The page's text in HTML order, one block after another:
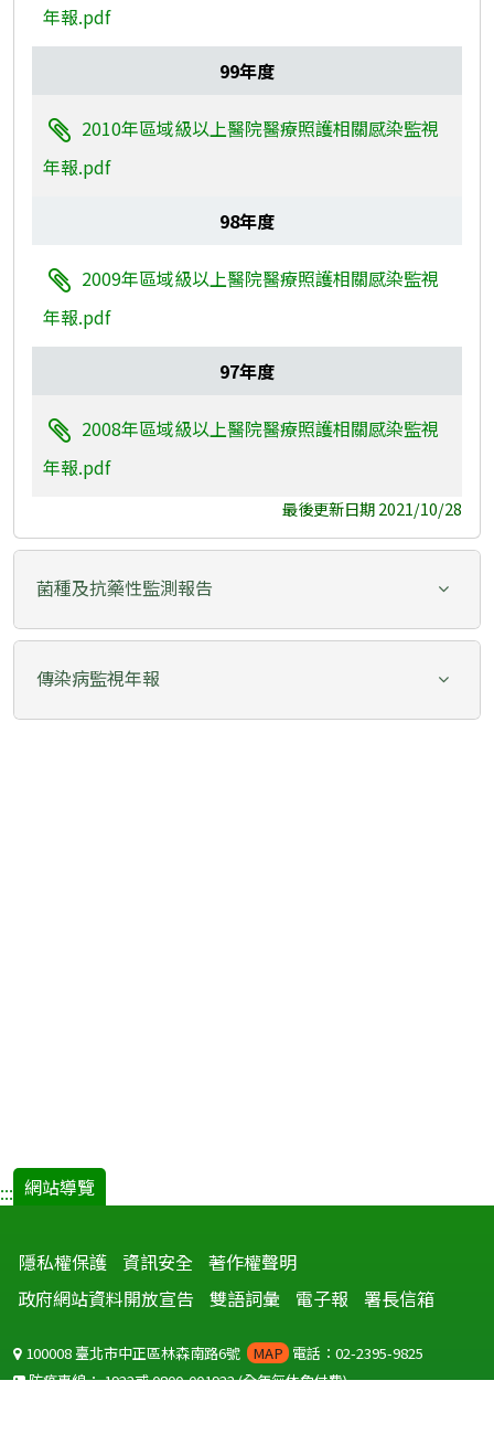
年報.pdf
99年度
2010年區域級以上醫院醫療照護相關感染監視
年報.pdf
98年度
2009年區域級以上醫院醫療照護相關感染監視
年報.pdf
97年度
2008年區域級以上醫院醫療照護相關感染監視
年報.pdf
最後更新日期 2021/10/28
菌種及抗藥性監測報告
傳染病監視年報
::: 網站導覽
隱私權保護 資訊安全 著作權聲明
政府網站資料開放宣告
雙語詞彙 電子報 署長信箱
100008 臺北市中正區林森南路6號 MAP 電話：02-2395-9825
防疫專線：1922或0800-001922(全年無休免付費)